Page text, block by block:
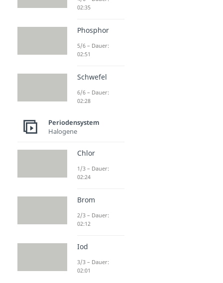
02:35
Phosphor
5/6 – Dauer:
02:51
Schwefel
6/6 – Dauer:
02:28
Periodensystem
Halogene
Chlor
1/3 – Dauer:
02:24
Brom
2/3 – Dauer:
02:12
Iod
3/3 – Dauer:
02:01